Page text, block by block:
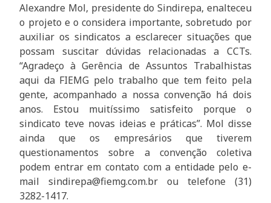
Alexandre Mol, presidente do Sindirepa, enalteceu
o projeto e o considera importante, sobretudo por
auxiliar os sindicatos a esclarecer situações que
possam suscitar dúvidas relacionadas a CCTs.
“Agradeço à Gerência de Assuntos Trabalhistas
aqui da FIEMG pelo trabalho que tem feito pela
gente, acompanhado a nossa convenção há dois
anos. Estou muitíssimo satisfeito porque o
sindicato teve novas ideias e práticas”. Mol disse
ainda que os empresários que tiverem
questionamentos sobre a convenção coletiva
podem entrar em contato com a entidade pelo e-
mail sindirepa@fiemg.com.br ou telefone (31)
3282-1417.